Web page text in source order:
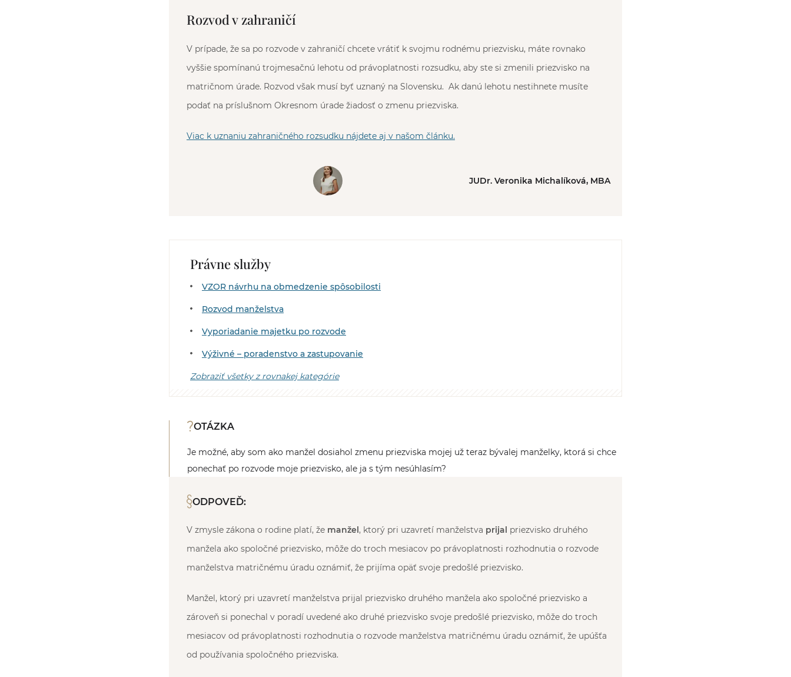
Rozvod v zahraničí
V prípade, že sa po rozvode v zahraničí chcete vrátiť k svojmu rodnému priezvisku, máte rovnako
vyššie spomínanú trojmesačnú lehotu od právoplatnosti rozsudku, aby ste si zmenili priezvisko na
matričnom úrade. Rozvod však musí byť uznaný na Slovensku. Ak danú lehotu nestihnete musíte
podať na príslušnom Okresnom úrade žiadosť o zmenu priezviska.
Viac k uznaniu zahraničného rozsudku nájdete aj v našom článku.
JUDr. Veronika Michalíková, MBA
Právne služby
VZOR návrhu na obmedzenie spôsobilosti
Rozvod manželstva
Vyporiadanie majetku po rozvode
Výživné – poradenstvo a zastupovanie
Zobraziť všetky z rovnakej kategórie
OTÁZKA
Je možné, aby som ako manžel dosiahol zmenu priezviska mojej už teraz bývalej manželky, ktorá si chce
ponechať po rozvode moje priezvisko, ale ja s tým nesúhlasím?
ODPOVEĎ:
V zmysle zákona o rodine platí, že manžel , ktorý pri uzavretí manželstva prijal priezvisko druhého
manžela ako spoločné priezvisko, môže do troch mesiacov po právoplatnosti rozhodnutia o rozvode
manželstva matričnému úradu oznámiť, že prijíma opäť svoje predošlé priezvisko.
Manžel, ktorý pri uzavretí manželstva prijal priezvisko druhého manžela ako spoločné priezvisko a
zároveň si ponechal v poradí uvedené ako druhé priezvisko svoje predošlé priezvisko, môže do troch
mesiacov od právoplatnosti rozhodnutia o rozvode manželstva matričnému úradu oznámiť, že upúšťa
od používania spoločného priezviska.